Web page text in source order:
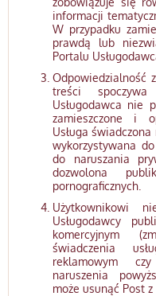
informacji
W przypadku
prawdą lub
Portalu
Odpowiedzialność
treści
Usługodawca nie
zamieszczone i
Usługa
wykorzystywana
do naruszania
dozwolona
pornograficznych.
Użytkownikowi
Usługodawcy
komercyjnym
świadczenia
reklamowym
naruszenia
może usunąć Post z